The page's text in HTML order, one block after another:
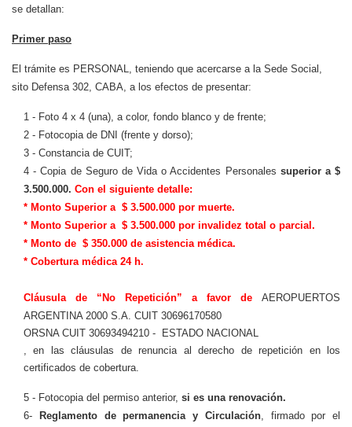
se detallan:
Primer paso
El trámite es PERSONAL, teniendo que acercarse a la Sede Social,
sito Defensa 302, CABA, a los efectos de presentar:
1 - Foto 4 x 4 (una), a color, fondo blanco y de frente;
2 - Fotocopia de DNI (frente y dorso);
3 - Constancia de CUIT;
4 - Copia de Seguro de Vida o Accidentes Personales superior a$
3.500.000. Con el siguiente detalle:
* Monto Superior a $ 3.500.000 por muerte.
* Monto Superior a $ 3.500.000 por invalidez total o parcial.
* Monto de $ 350.000 de asistencia médica.
* Cobertura médica 24 h.
Cláusula de “No Repetición” a favor de AEROPUERTOS
ARGENTINA 2000 S.A. CUIT 30696170580
ORSNA CUIT 30693494210 -
ESTADO NACIONAL
, en las cláusulas de renuncia al derecho de repetición en los
certificados de cobertura.
5 - Fotocopia del permiso anterior, si es una renovación.
6-
Reglamento de permanencia y Circulación, firmado por el